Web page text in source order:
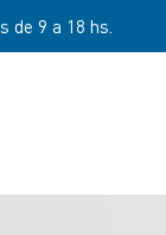
de 9 a 18 hs.